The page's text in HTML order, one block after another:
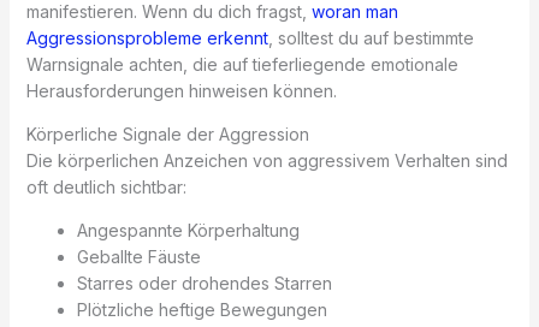
manifestieren. Wenn du dich fragst, woran man
Aggressionsprobleme erkennt, solltest du auf bestimmte
Warnsignale achten, die auf tieferliegende emotionale
Herausforderungen hinweisen können.
Körperliche Signale der Aggression
Die körperlichen Anzeichen von aggressivem Verhalten sind
oft deutlich sichtbar:
Angespannte Körperhaltung
Geballte Fäuste
Starres oder drohendes Starren
Plötzliche heftige Bewegungen